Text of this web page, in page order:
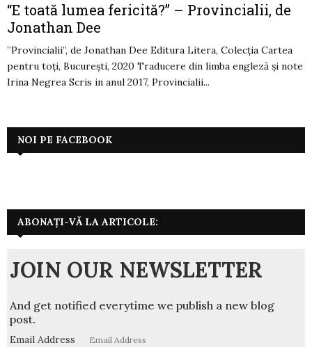
“E toată lumea fericită?” – Provincialii, de
Jonathan Dee
”Provincialii”, de Jonathan Dee Editura Litera, Colecția Cartea
pentru toți, București, 2020 Traducere din limba engleză şi note
Irina Negrea Scris in anul 2017, Provincialii...
NOI PE FACEBOOK
ABONAȚI-VĂ LA ARTICOLE:
JOIN OUR NEWSLETTER
And get notified everytime we publish a new blog
post.
Email Address